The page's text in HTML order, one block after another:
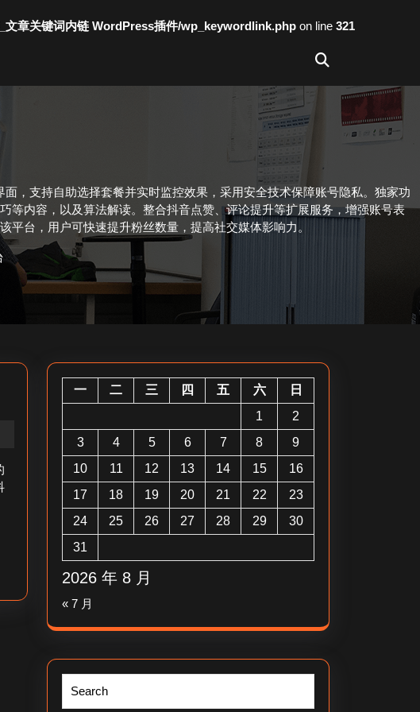
章关键词内链 WordPress插件/wp_keywordlink.php on line 321
，支持自助选择套餐并实时监控效果，采用安全技术保障账号隐私。独家功
内容，以及算法解读。整合抖音点赞、评论提升等扩展服务，增强账号表
台，用户可快速提升粉丝数量，提高社交媒体影响力。
2026 年 8 月
一 二 三 四 五 六
日
1
2
3
4 5 6 7 8
9
10
11 12 13 14 15
16
17
18 19 20 21 22
23
24
25 26 27 28 29
30
31
« 7 月